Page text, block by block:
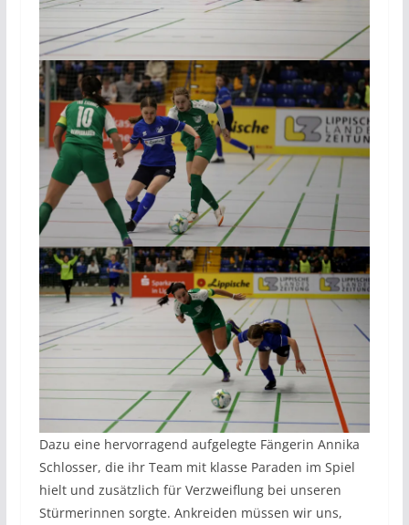
Dazu eine hervorragend aufgelegte Fängerin Annika
Schlosser, die ihr Team mit klasse Paraden im Spiel
hielt und zusätzlich für Verzweiflung bei unseren
Stürmerinnen sorgte. Ankreiden müssen wir uns,